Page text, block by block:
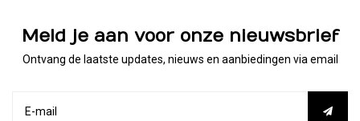
Meld je aan voor onze nieuwsbrief
Ontvang de laatste updates, nieuws en aanbiedingen via email